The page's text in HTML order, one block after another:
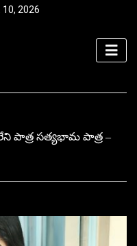
2026
పాత్ర సత్యభామ పాత్ర –